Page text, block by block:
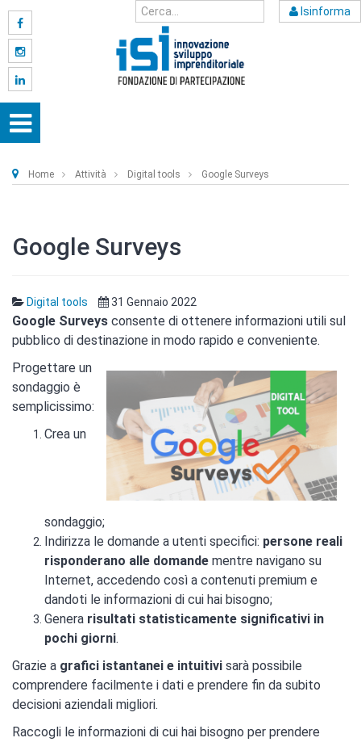
Isinforma
Home Attività Digital tools Google Surveys
Google Surveys
Digital tools 31 Gennaio 2022
Google Surveys consente di ottenere informazioni utili sul
pubblico di destinazione in modo rapido e conveniente.
Progettare un
sondaggio è
semplicissimo:
Crea un
sondaggio;
Indirizza le domande a utenti specifici: persone reali
risponderano alle domande mentre navigano su
Internet, accedendo così a contenuti premium e
dandoti le informazioni di cui hai bisogno;
Genera risultati statisticamente significativi in
pochi giorni.
Grazie a grafici istantanei e intuitivi sarà possibile
comprendere facilmente i dati e prendere fin da subito
decisioni aziendali migliori.
Raccogli le informazioni di cui hai bisogno per prendere